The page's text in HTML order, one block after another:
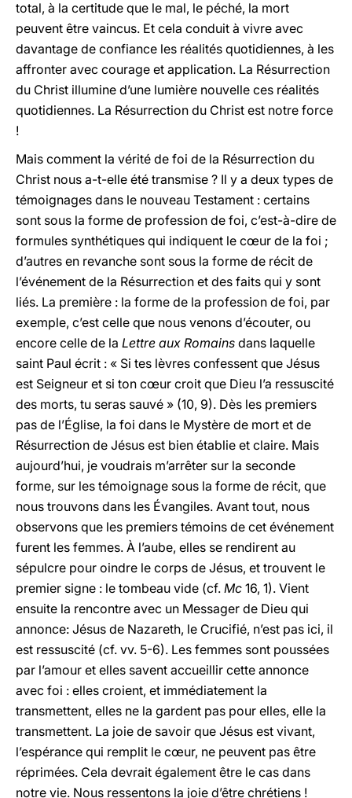
total, à la certitude que le mal, le péché, la mort
peuvent être vaincus. Et cela conduit à vivre avec
davantage de confiance les réalités quotidiennes, à les
affronter avec courage et application. La Résurrection
du Christ illumine d’une lumière nouvelle ces réalités
quotidiennes. La Résurrection du Christ est notre force
!
Mais comment la vérité de foi de la Résurrection du
Christ nous a-t-elle été transmise ? Il y a deux types de
témoignages dans le nouveau Testament : certains
sont sous la forme de profession de foi, c’est-à-dire de
formules synthétiques qui indiquent le cœur de la foi ;
d’autres en revanche sont sous la forme de récit de
l’événement de la Résurrection et des faits qui y sont
liés. La première : la forme de la profession de foi, par
exemple, c’est celle que nous venons d’écouter, ou
encore celle de la Lettre aux Romains dans laquelle
saint Paul écrit : « Si tes lèvres confessent que Jésus
est Seigneur et si ton cœur croit que Dieu l’a ressuscité
des morts, tu seras sauvé » (10, 9). Dès les premiers
pas de l’Église, la foi dans le Mystère de mort et de
Résurrection de Jésus est bien établie et claire. Mais
aujourd’hui, je voudrais m’arrêter sur la seconde
forme, sur les témoignage sous la forme de récit, que
nous trouvons dans les Évangiles. Avant tout, nous
observons que les premiers témoins de cet événement
furent les femmes. À l’aube, elles se rendirent au
sépulcre pour oindre le corps de Jésus, et trouvent le
premier signe : le tombeau vide (cf. Mc 16, 1). Vient
ensuite la rencontre avec un Messager de Dieu qui
annonce: Jésus de Nazareth, le Crucifié, n’est pas ici, il
est ressuscité (cf. vv. 5-6). Les femmes sont poussées
par l’amour et elles savent accueillir cette annonce
avec foi : elles croient, et immédiatement la
transmettent, elles ne la gardent pas pour elles, elle la
transmettent. La joie de savoir que Jésus est vivant,
l’espérance qui remplit le cœur, ne peuvent pas être
réprimées. Cela devrait également être le cas dans
notre vie. Nous ressentons la joie d’être chrétiens !